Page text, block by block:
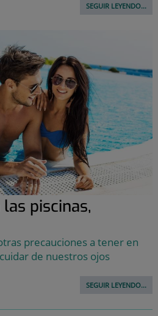
SEGUIR LEYENDO...
piscinas,
precauciones a tener en
de nuestros ojos
SEGUIR LEYENDO...